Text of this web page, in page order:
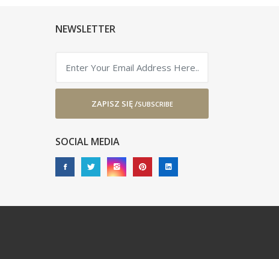
NEWSLETTER
ZAPISZ SIĘ /SUBSCRIBE
SOCIAL MEDIA